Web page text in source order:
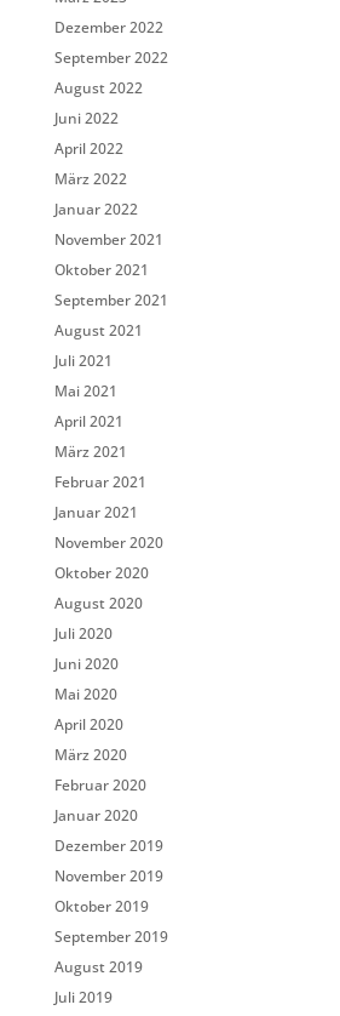
Dezember 2022
September 2022
August 2022
Juni 2022
April 2022
März 2022
Januar 2022
November 2021
Oktober 2021
September 2021
August 2021
Juli 2021
Mai 2021
April 2021
März 2021
Februar 2021
Januar 2021
November 2020
Oktober 2020
August 2020
Juli 2020
Juni 2020
Mai 2020
April 2020
März 2020
Februar 2020
Januar 2020
Dezember 2019
November 2019
Oktober 2019
September 2019
August 2019
Juli 2019